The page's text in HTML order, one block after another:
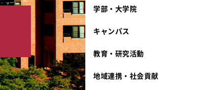
宮城学院 校歌
礼拝堂
学部・大学院
生活文化デザイン学科
キャンパス
奨学金
大学祭
教育・研究活動動物実験に関する情報公開
地域連携・社会貢献